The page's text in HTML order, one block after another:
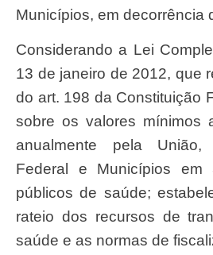
Municípios, em decorrência
Considerando a Lei Complementar nº 141, de
13 de janeiro de 2012, que
do art. 198 da Constituição
sobre os valores mínimos
anualmente pela União,
Federal e Municípios em
públicos de saúde;
rateio dos recursos de
saúde e as normas de